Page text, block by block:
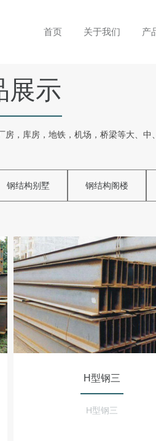
首页 关于我们 产
展示
，库房，地铁，机场，桥梁等大、中
钢结构别墅 钢结构阁楼
H型钢三
H型钢三